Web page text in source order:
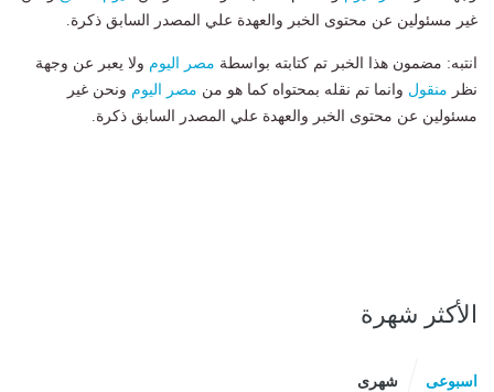
غير مسئولين عن محتوى الخبر والعهدة علي المصدر السابق ذكرة.
انتبه: مضمون هذا الخبر تم كتابته بواسطة مصر اليوم ولا يعبر عن وجهة
نظر منقول وانما تم نقله بمحتواه كما هو من مصر اليوم ونحن غير
مسئولين عن محتوى الخبر والعهدة علي المصدر السابق ذكرة.
الأكثر شهرة
اسبوعى شهرى